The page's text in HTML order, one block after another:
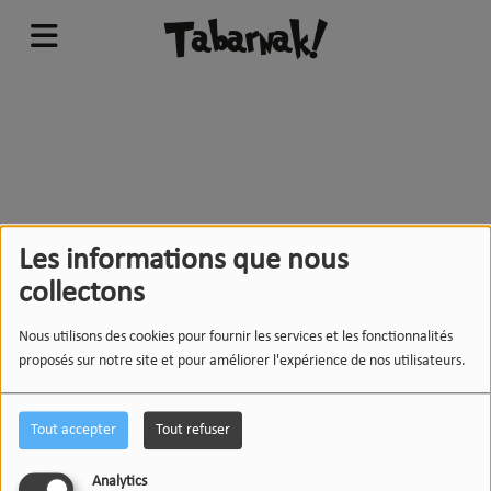
Les informations que nous
collectons
Nous utilisons des cookies pour fournir les services et les fonctionnalités
proposés sur notre site et pour améliorer l'expérience de nos utilisateurs.
Tout accepter Tout refuser
Analytics
404